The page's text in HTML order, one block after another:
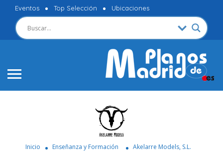
Eventos Top Selección Ubicaciones
Inicio Enseñanza y Formación Akelarre Models, S.L.